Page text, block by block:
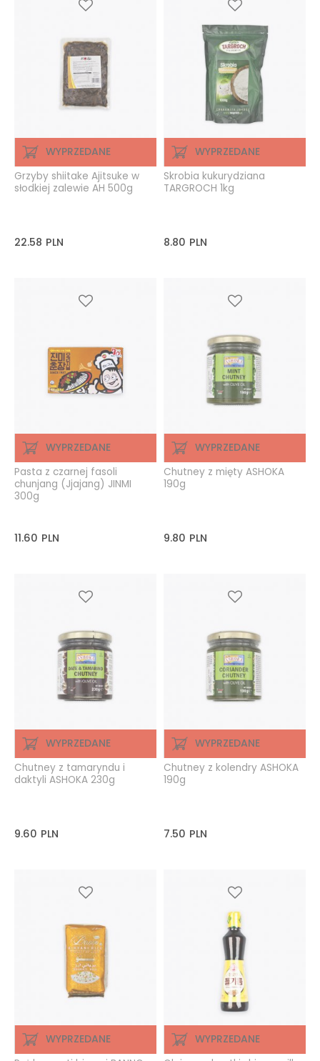
WYPRZEDANE
Grzyby shiitake Ajitsuke w
słodkiej zalewie AH 500g
22.58 PLN
WYPRZEDANE
Skrobia kukurydziana
TARGROCH 1kg
8.80 PLN
WYPRZEDANE
Pasta z czarnej fasoli
chunjang (Jjajang) JINMI
300g
11.60 PLN
WYPRZEDANE
Chutney z mięty ASHOKA
190g
9.80 PLN
WYPRZEDANE
Chutney z tamaryndu i
daktyli ASHOKA 230g
9.60 PLN
WYPRZEDANE
Chutney z kolendry ASHOKA
190g
7.50 PLN
WYPRZEDANE WYPRZEDANE